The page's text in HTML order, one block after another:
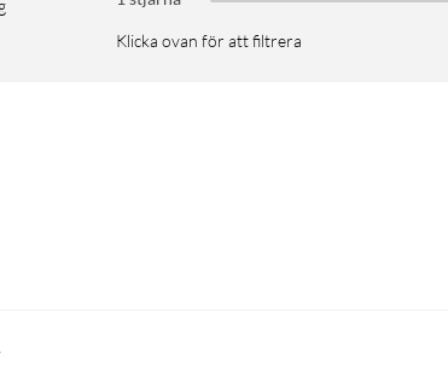
Klicka ovan för att filtrera